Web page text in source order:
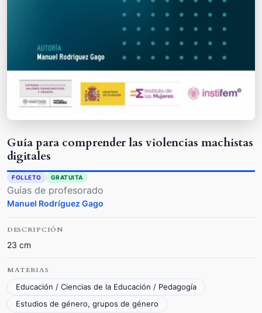
Guía para comprender las violencias machistas
digitales
FOLLETO GRATUITA
Guías de profesorado
Manuel Rodríguez Gago
DESCRIPCIÓN
23 cm
MATERIAS
Educación / Ciencias de la Educación / Pedagogía
Estudios de género, grupos de género